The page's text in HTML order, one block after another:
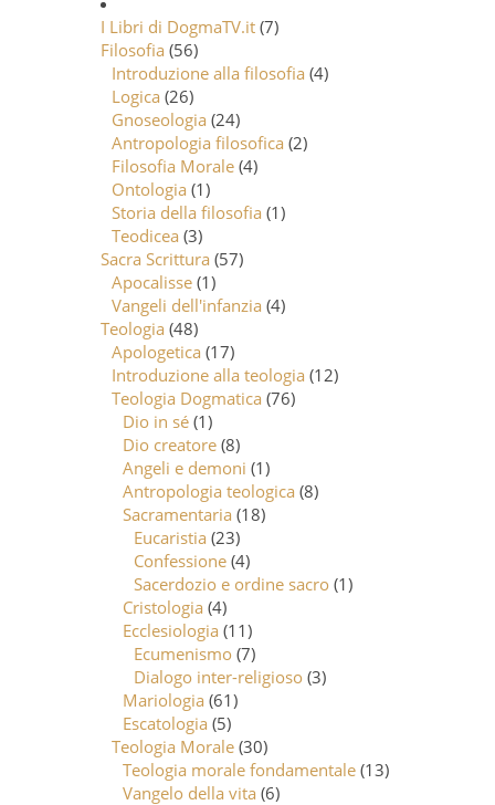
I Libri di DogmaTV.it (7)
Filosofia (56)
Introduzione alla filosofia (4)
Logica (26)
Gnoseologia (24)
Antropologia filosofica (2)
Filosofia Morale (4)
Ontologia (1)
Storia della filosofia (1)
Teodicea (3)
Sacra Scrittura (57)
Apocalisse (1)
Vangeli dell'infanzia (4)
Teologia (48)
Apologetica (17)
Introduzione alla teologia (12)
Teologia Dogmatica (76)
Dio in sé (1)
Dio creatore (8)
Angeli e demoni (1)
Antropologia teologica (8)
Sacramentaria (18)
Eucaristia (23)
Confessione (4)
Sacerdozio e ordine sacro (1)
Cristologia (4)
Ecclesiologia (11)
Ecumenismo (7)
Dialogo inter-religioso (3)
Mariologia (61)
Escatologia (5)
Teologia Morale (30)
Teologia morale fondamentale (13)
Vangelo della vita (6)